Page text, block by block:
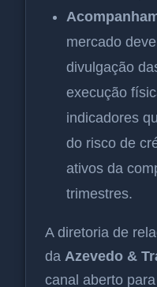
mercado
divulgação
execução
indicadores
do risco de
ativos da
trimestres.
A diretoria de
da Azevedo &
canal aberto